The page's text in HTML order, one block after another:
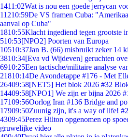
1411:02Wat is nou een goede jerrycan
11210:59De VS framen Cuba:
aanval op Cuba"
1810:55Klacht ingediend tegen grootste
510:53[NPO2] Poorten van Europa
10510:37Jan B. (66) misbruikt zeker 14
3810:34[Eva vd Wijdeven] geruchten
6910:25Een tactische/militaire analyse
21810:14De Avondetappe #176 - Met
26409:58[NET5] Het blok 2026 #32
14409:58[NPO1] We zijn er bijna 2026
17109:56Oorlog Iran #136 Bridge and
17909:50Zuunig zijn, it's a way of life!
4309:45Perez Hilton opgenomen op
gruwelijke video